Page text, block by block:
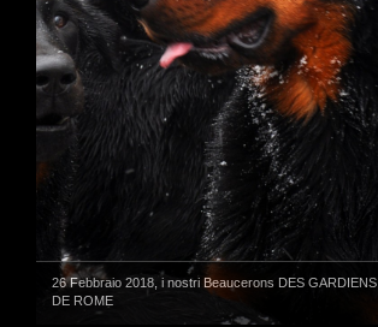
26 Febbraio 2018, i nostri Beaucerons DES GARDIENS
DE ROME